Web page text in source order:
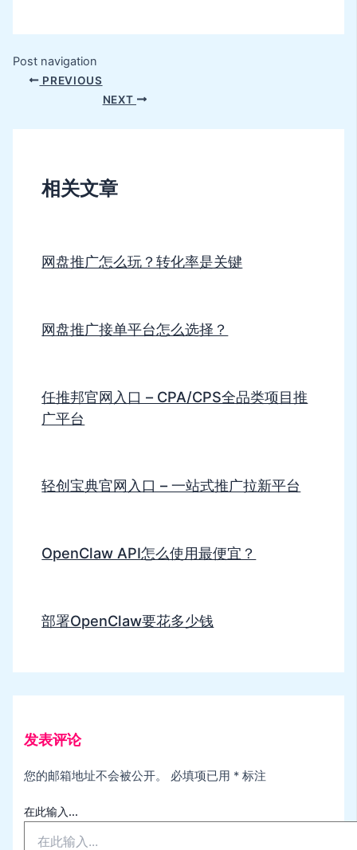
Post navigation
PREVIOUS
NEXT
相关文章
网盘推广怎么玩？转化率是关键
网盘推广接单平台怎么选择？
任推邦官网入口 – CPA/CPS全品类项目推
广平台
轻创宝典官网入口 – 一站式推广拉新平台
OpenClaw API怎么使用最便宜？
部署OpenClaw要花多少钱
发表评论
您的邮箱地址不会被公开。 必填项已用 * 标注
在此输入...